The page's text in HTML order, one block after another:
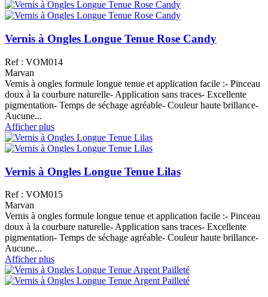
Vernis à Ongles Longue Tenue Rose Candy
Ref : VOM014
Marvan
Vernis à ongles formule longue tenue et application facile :- Pinceau
doux à la courbure naturelle- Application sans traces- Excellente
pigmentation- Temps de séchage agréable- Couleur haute brillance-
Aucune...
Afficher plus
Vernis à Ongles Longue Tenue Lilas
Ref : VOM015
Marvan
Vernis à ongles formule longue tenue et application facile :- Pinceau
doux à la courbure naturelle- Application sans traces- Excellente
pigmentation- Temps de séchage agréable- Couleur haute brillance-
Aucune...
Afficher plus